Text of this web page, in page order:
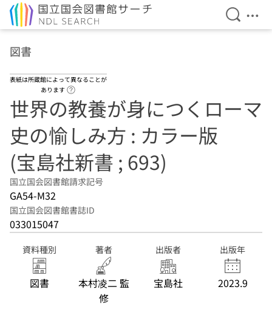
検索を
メ
図書
表紙は所蔵館によって異なることが
あります
世界の教養が身につくローマ
史の愉しみ方 : カラー版
(宝島社新書 ; 693)
国立国会図書館請求記号
GA54-M32
国立国会図書館書誌ID
033015047
資料種別
図書
著者
本村凌二 監
修
出版者
宝島社
出版年
2023.9